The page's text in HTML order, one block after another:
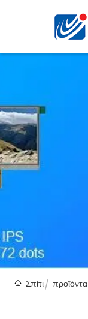
Σπίτι προϊόντα